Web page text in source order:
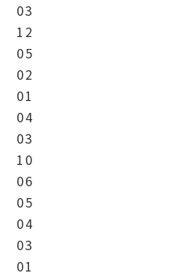
03
12
05
02
01
04
03
10
06
05
04
03
01